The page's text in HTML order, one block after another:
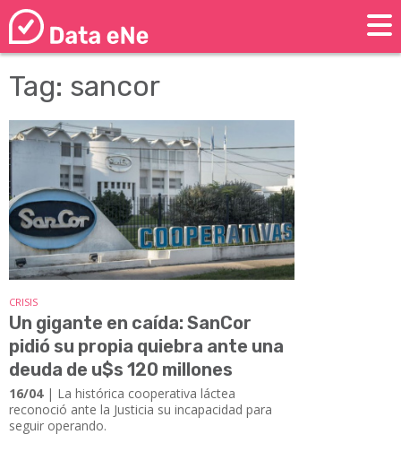
Tag: sancor
CRISIS
Un gigante en caída: SanCor
pidió su propia quiebra ante una
deuda de u$s 120 millones
16/04| La histórica cooperativa láctea
reconoció ante la Justicia su incapacidad para
seguir operando.